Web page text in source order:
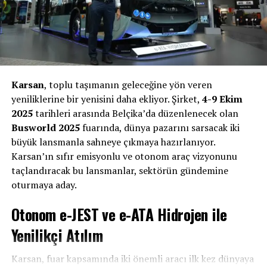
ticari araç sektöründe yeni bir seviyeye ulaştık” dedi.
Volvo FH Aero Electric: 700 km’ye kadar menzil,
megawatt şarj ve yüksek taşıma kapasitesi
Yeni uzun menzilli çekici Volvo FH Aero Electric, yeni bir
tahrik sistemi teknolojisi olane-akssayesinde tek şarjla
700 km’ye kadar yol kat edebiliyor ve bu da araçta
önemli ölçüde daha fazla batarya kapasitesi için yer
açıyor. Kamyon, yeni MCS (Megawatt Şarj Sistemi)
standardına uyarlanarak, 8 bataryanın %20’den %80’e
kadar şarj edilebilmesi yaklaşık 50 dakika sürüyor. Bu da,
şarj süresinin AB’deki kamyon sürücüleri için yasal
böylece yüksek verimliliğe katkı sağlanılabileceği
anlamına geliyor.
Karsan, toplu taşımanın geleceğine yön veren
yeniliklerine bir yenisini daha ekliyor. Şirket, 4-9 Ekim
2025tarihleri arasında Belçika’da düzenlenecek olan
Busworld 2025fuarında, dünya pazarını sarsacak iki
büyük lansmanla sahneye çıkmaya hazırlanıyor.
Karsan’ın sıfır emisyonlu ve otonom araç vizyonunu
taçlandıracak bu lansmanlar, sektörün gündemine
oturmaya aday.
Otonom e-JEST ve e-ATA Hidrojen ile
Yenilikçi Atılım
Karsan, fuar kapsamında iki önemli aracı ilk kez dünyaya